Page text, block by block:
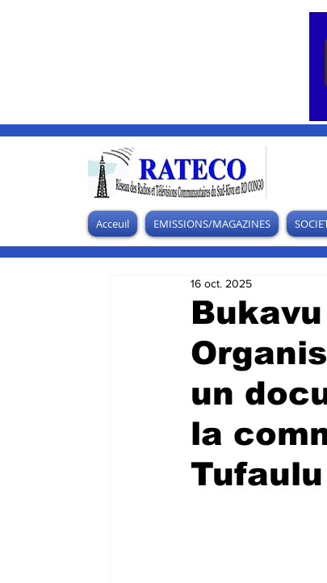
Acceuil EMISSIONS/MAGAZINES
un
la
16 oct. 2025